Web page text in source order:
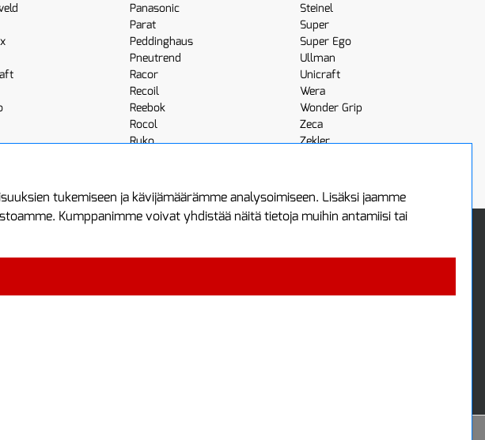
Panasonic
Parat
Peddinghaus
Pneutrend
Racor
Recoil
Reebok
Rocol
Ruko
Steinel
Super
Super Ego
Ullman
Unicraft
Wera
Wonder Grip
Zeca
Zekler
Protools Oy
Tuottajankatu 13
Uutiskirje
Tilaa maksuton uutiskirjeemme
tukemiseen ja kävijämäärämme analysoimiseen. Lisäksi jaamme
Kumppanimme voivat yhdistää näitä tietoja muihin antamiisi tai